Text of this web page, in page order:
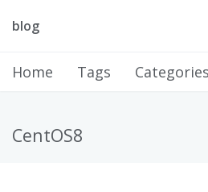
blog
Home Tags Categories
CentOS8